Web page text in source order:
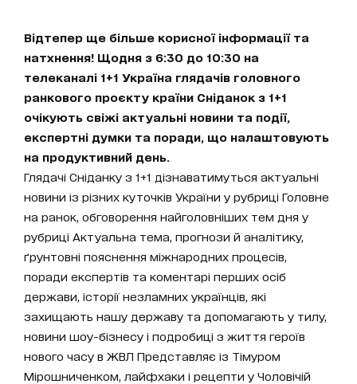
Відтепер ще більше корисної інформації та
натхнення! Щодня з 6:30 до 10:30 на
телеканалі 1+1 Україна глядачів головного
ранкового проєкту країни Сніданок з 1+1
очікують свіжі актуальні новини та події,
експертні думки та поради, що налаштовують
на продуктивний день.
Глядачі Сніданку з 1+1 дізнаватимуться актуальні
новини із різних куточків України у рубриці Головне
на ранок, обговорення найголовніших тем дня у
рубриці Актуальна тема, прогнози й аналітику,
ґрунтовні пояснення міжнародних процесів,
поради експертів та коментарі перших осіб
держави, історії незламних українців, які
захищають нашу державу та допомагають у тилу,
новини шоу-бізнесу і подробиці з життя героїв
нового часу в ЖВЛ Представляє із Тімуром
Мірошниченком, лайфхаки і рецепти у Чоловічій